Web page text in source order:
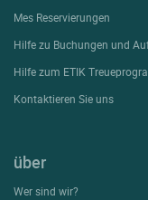
Mes Reservierungen
Hilfe zu Buchungen und
Hilfe zum ETIK
Kontaktieren Sie uns
über
Wer sind wir?